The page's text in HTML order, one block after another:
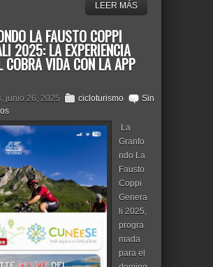
LEER MÁS
LA FAUSTO COPPI
2025: LA EXPERIENCIA
COBRA VIDA CON LA APP
junio 26, 2025 cicloturismo
Sin
La
Granfo
ndo La
Fausto
Coppi
Genera
li 2025,
progra
mada
para el